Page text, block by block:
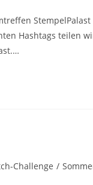
Hashtags teilen
Challenge /